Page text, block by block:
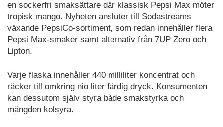
en sockerfri smaksättare där klassisk Pepsi Max möter
tropisk mango. Nyheten ansluter till Sodastreams
växande PepsiCo-sortiment, som redan innehåller flera
Pepsi Max-smaker samt alternativ från 7UP Zero och
Lipton.
Varje flaska innehåller 440 milliliter koncentrat och
räcker till omkring nio liter färdig dryck. Konsumenten
kan dessutom själv styra både smakstyrka och
mängden kolsyra.